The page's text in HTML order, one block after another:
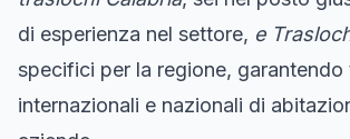
di esperienza nel settore, e
specifici per la regione, garantendo
internazionali e nazionali di